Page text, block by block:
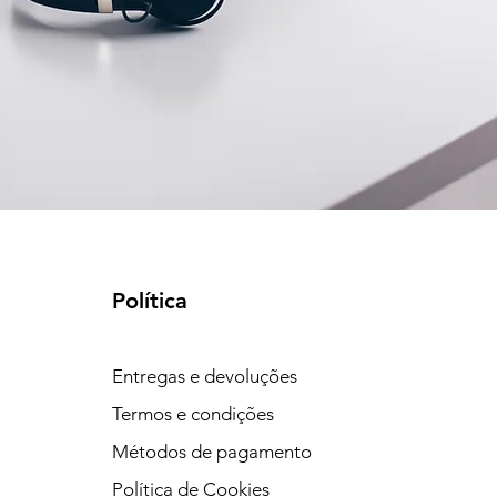
Política
Entregas e devoluções
Termos e condições
Métodos de pagamento
Política de Cookies